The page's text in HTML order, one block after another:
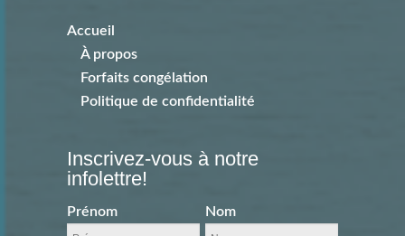
Accueil
À propos
Forfaits congélation
Politique de confidentialité
Inscrivez-vous à notre
infolettre!
Prénom Nom